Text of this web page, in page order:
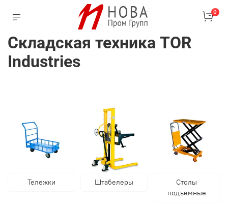
0
Складская техника TOR
Industries
Тележки Штабелеры
Столы
подъемные